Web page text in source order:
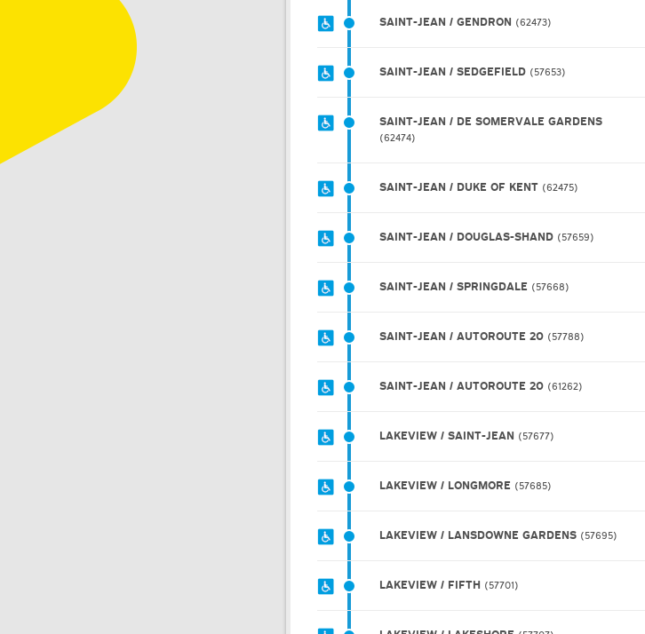
SAINT-JEAN / GENDRON 62473
SAINT-JEAN / SEDGEFIELD 57653
SAINT-JEAN / DE SOMERVALE GARDENS
62474
SAINT-JEAN / DUKE OF KENT 62475
SAINT-JEAN / DOUGLAS-SHAND 57659
SAINT-JEAN / SPRINGDALE 57668
SAINT-JEAN / AUTOROUTE 20 57788
SAINT-JEAN / AUTOROUTE 20 61262
LAKEVIEW / SAINT-JEAN 57677
LAKEVIEW / LONGMORE 57685
LAKEVIEW / LANSDOWNE GARDENS 57695
LAKEVIEW / FIFTH 57701